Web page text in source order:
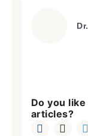
Do you
articles?